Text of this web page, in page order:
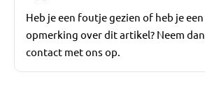
Heb je een foutje gezien of heb je een
opmerking over dit artikel? Neem dan
contact met ons op.